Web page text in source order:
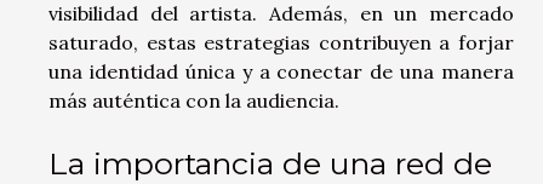
visibilidad del artista. Además, en un mercado
saturado, estas estrategias contribuyen a forjar
una identidad única y a conectar de una manera
más auténtica con la audiencia.
La importancia de una red de